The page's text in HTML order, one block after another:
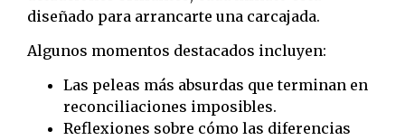
diseñado para arrancarte una carcajada.
Algunos momentos destacados incluyen:
Las peleas más absurdas que terminan en
reconciliaciones imposibles.
Reflexiones sobre cómo las diferencias